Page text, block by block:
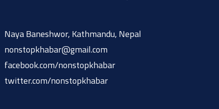
Naya Baneshwor, Kathmandu, Nepal
nonstopkhabar@gmail.com
facebook.com/nonstopkhabar
twitter.com/nonstopkhabar